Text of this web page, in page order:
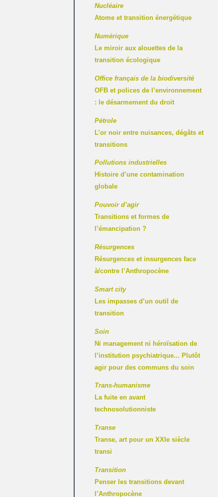
Nucléaire
Atome et transition énergétique
Numérique
Le miroir aux alouettes de la
transition écologique
Office français de la biodiversité
OFB et polices de l’environnement
: le désarmement du droit
Pétrole
L’or noir entre nuisances, dégâts et
transitions
Pollutions industrielles
Histoire d’une contamination
globale
Pouvoir d’agir
Transitions et formes de
l’émancipation ?
Résurgences
Résurgences et insurgences face
à/contre l’Anthropocène
Smart city
Les impasses d’un outil de
transition
Soin
Ni management ni héroïsation de
l’institution psychiatrique... Plutôt
agir pour des communs du soin
Trans-humanisme
La fuite en avant
technosolutionniste
Transe
Transe, art pour un XXIe siècle
transi
Transition
Penser les transitions devant
l’Anthropocène